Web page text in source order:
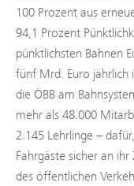
100 Prozent aus
94,1 Prozent
pünktlichsten Bahnen
fünf Mrd. Euro jährlich
die ÖBB am
mehr als 48.000
2.145 Lehrlinge –
Fahrgäste sicher an
des öffentlichen